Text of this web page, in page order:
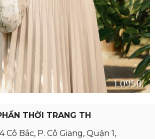
THỜI TRANG TH
Cô Bắc, P. Cô Giang, Quận 1,